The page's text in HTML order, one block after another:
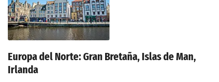
Europa del Norte: Gran Bretaña, Islas de Man,
Irlanda